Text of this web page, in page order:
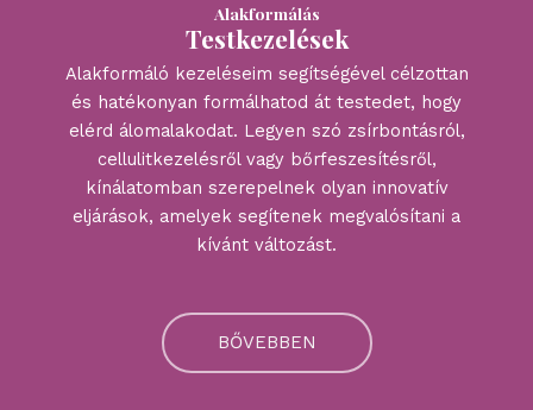
Alakformálás
Testkezelések
Alakformáló kezeléseim segítségével célzottan
és hatékonyan formálhatod át testedet, hogy
elérd álomalakodat. Legyen szó zsírbontásról,
cellulitkezelésről vagy bőrfeszesítésről,
kínálatomban szerepelnek olyan innovatív
eljárások, amelyek segítenek megvalósítani a
kívánt változást.
BŐVEBBEN